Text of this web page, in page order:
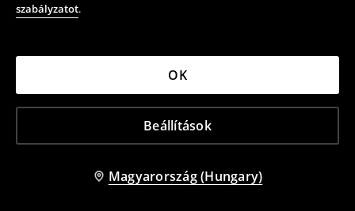
szabályzatot.
Beállítások
OK
Magyarország (Hungary)
Cipzáras kapucnis felső Cipzáras kapucnis felső